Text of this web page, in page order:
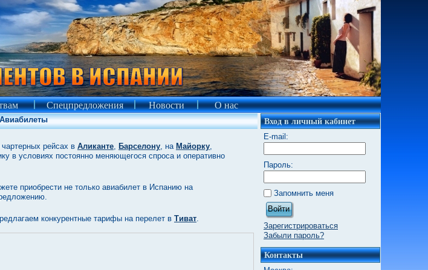
Спецпредложения Новости
О нас
Авиабилеты
рейсах в Аликанте, Барселону, на Майорку,
в условиях постоянно меняющегося спроса и оперативно
приобрести не только авиабилет в Испанию на
конкурентные тарифы на перелет в Тиват.
Вход в личный кабинет
E-mail:
Пароль:
Запомнить меня
Войти
Зарегистрироваться
Забыли пароль?
Контакты